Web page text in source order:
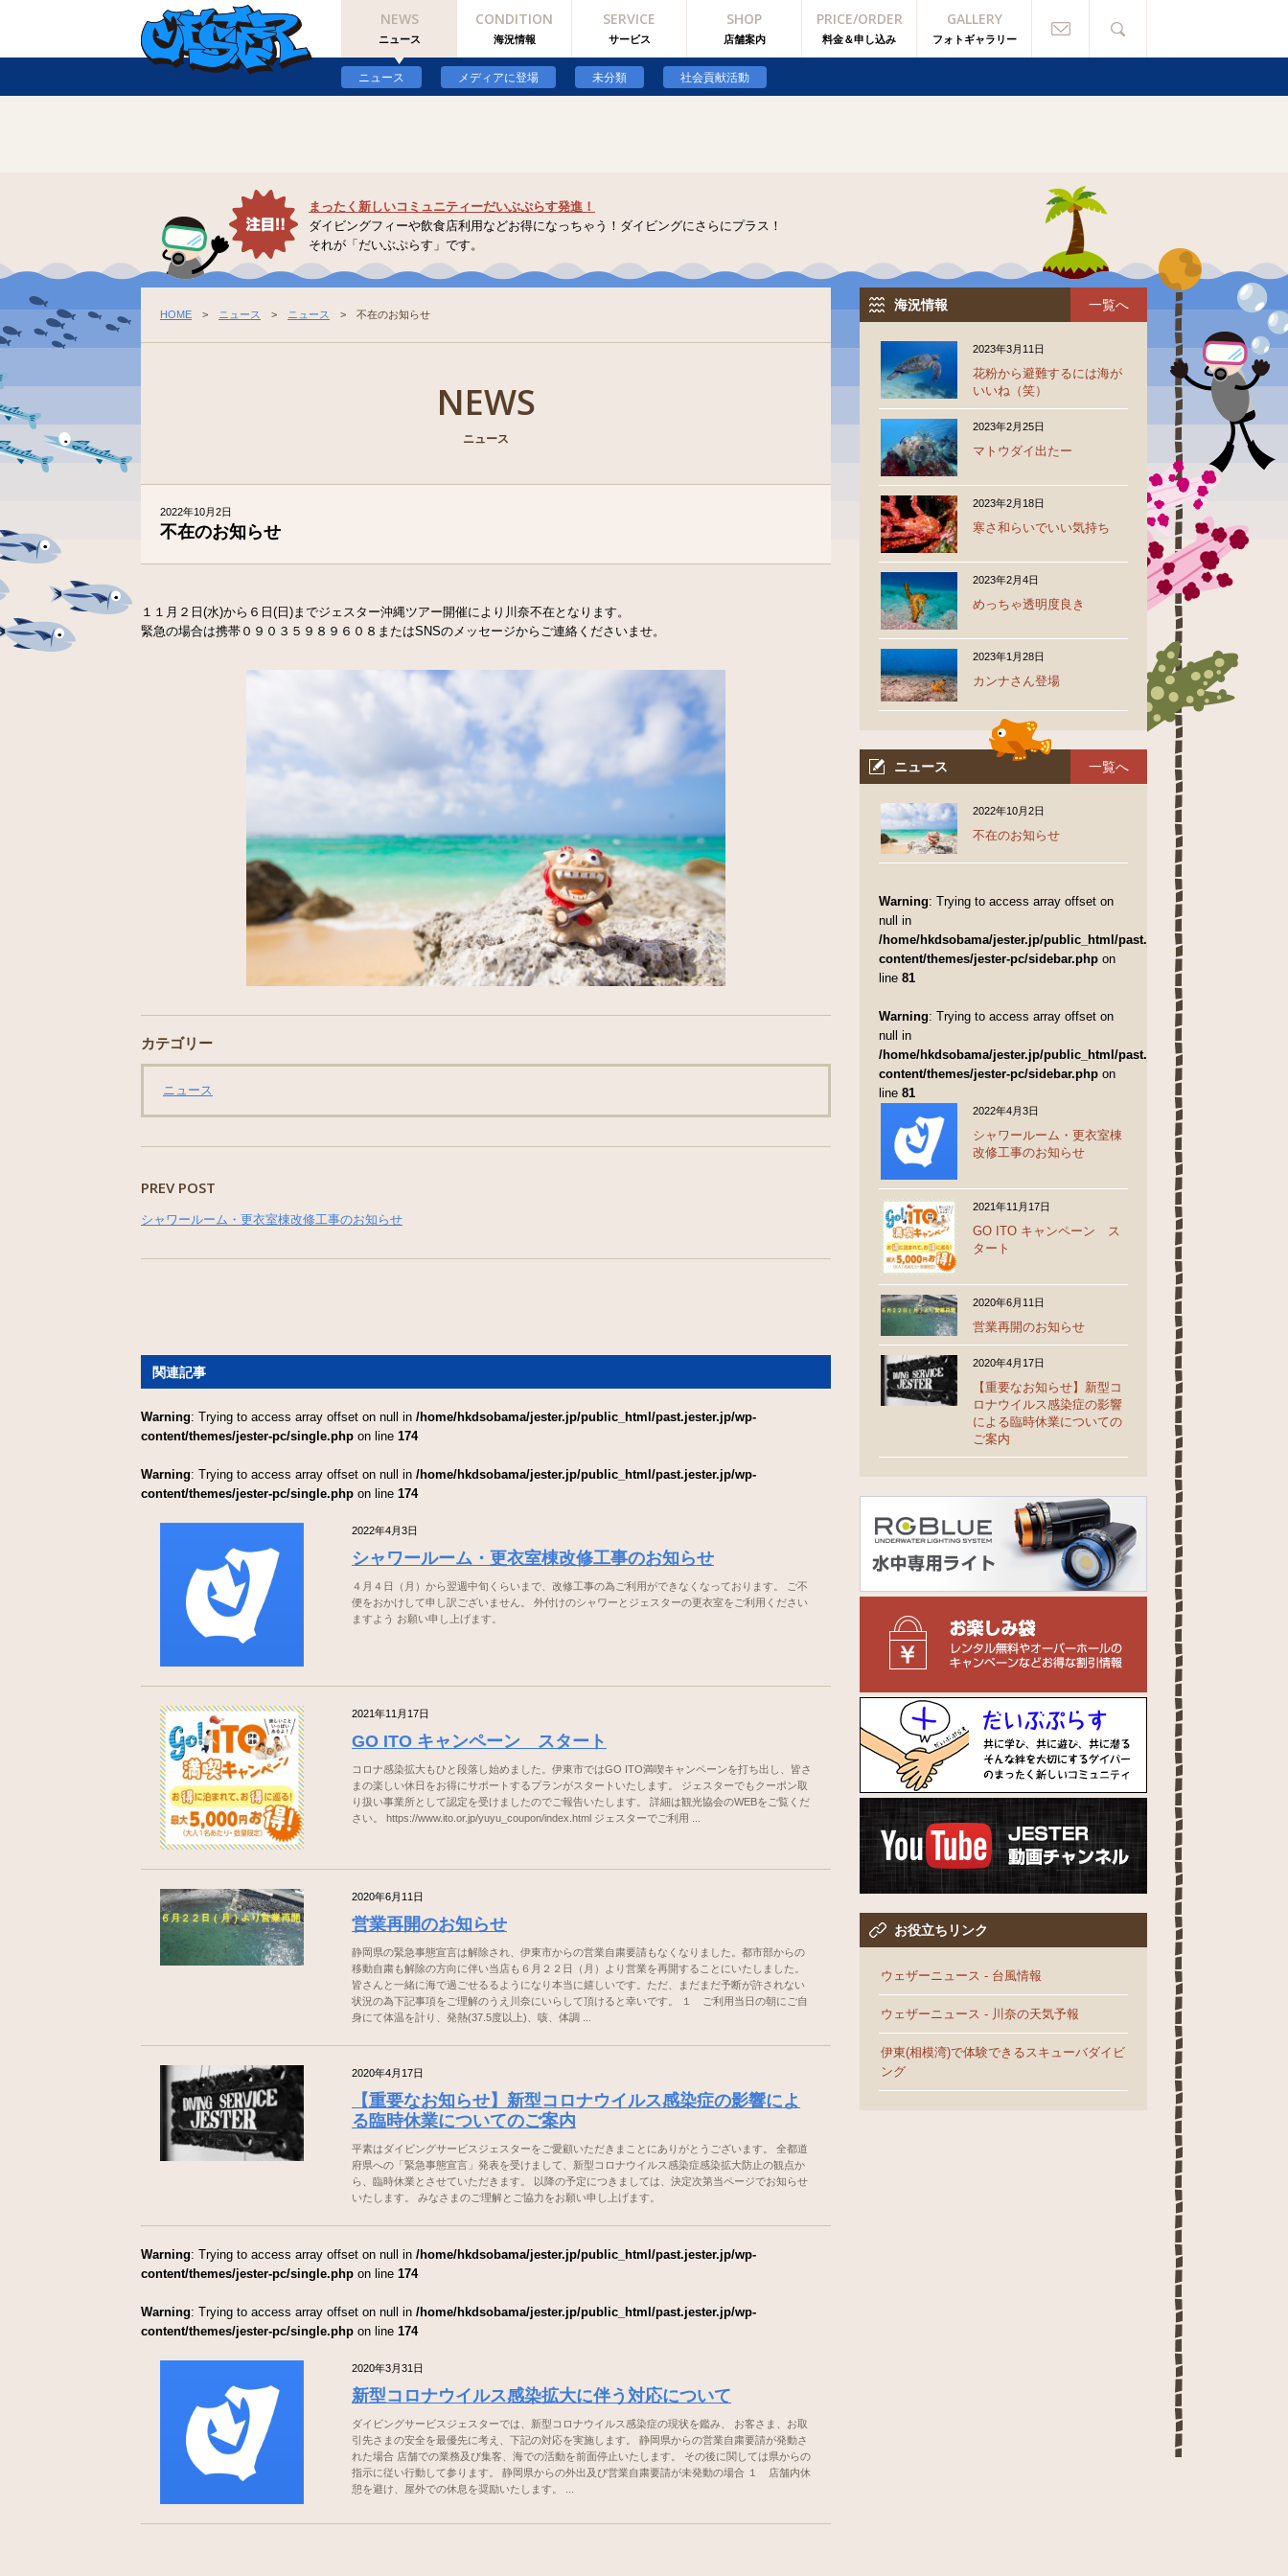
: Undefined array key "option_type" in/home/hkdsobama/jester.jp/public_html/past.jester.jp/wp-content/plugins/jester-setting/jester-setting.php on line
: Undefined array key "option_type" in/home/hkdsobama/jester.jp/public_html/past.jester.jp/wp-content/plugins/jester-setting/jester-setting.php
NEWS
ニュース
CONDITION
海況情報
SERVICE
サービス
SHOP
店舗案内
PRICE/ORDER
料金＆申し込み
GALLERY
フォトギャラリー
ニュース メディアに登場 未分類 社会貢献活動
まったく新しいコミュニティーだいぶぷらす発進！
ダイビングフィーや飲食店利用などお得になっちゃう！ダイビングにさらにプラス！
それが「だいぶぷらす」です。
HOME > ニュース > ニュース > 不在のお知らせ
NEWS
ニュース
2022年10月2日
不在のお知らせ
１１月２日(水)から６日(日)までジェスター沖縄ツアー開催により川奈不在となります。
緊急の場合は携帯０９０３５９８９６０８またはSNSのメッセージからご連絡くださいませ。
: Trying to access array offset on false in
/home/hkdsobama/jester.jp/public_html/past.jester.jp/wp-content/themes/jester-
: Trying to access array offset on false in
/home/hkdsobama/jester.jp/public_html/past.jester.jp/wp-content/themes/jester-
: Trying to access array offset on false in
: Trying to access array offset on false in
/home/hkdsobama/jester.jp/public_html/past.jester.jp/wp-content/themes/jester-
カテゴリー
ニュース
PREV POST
シャワールーム・更衣室棟改修工事のお知らせ
関連記事
Warning: Trying to access array offset on null in /home/hkdsobama/jester.jp/public_html/past.jester.jp/wp-
content/themes/jester-pc/single.php on line 174
Warning: Trying to access array offset on null in /home/hkdsobama/jester.jp/public_html/past.jester.jp/wp-
content/themes/jester-pc/single.php on line 174
2022年4月3日
シャワールーム・更衣室棟改修工事のお知らせ
４月４日（月）から翌週中旬くらいまで、改修工事の為ご利用ができなくなっております。 ご不
便をおかけして申し訳ございません。 外付けのシャワーとジェスターの更衣室をご利用ください
ますよう お願い申し上げます。
2021年11月17日
GO ITO キャンペーン スタート
コロナ感染拡大もひと段落し始めました。伊東市ではGO ITO満喫キャンペーンを打ち出し、皆さ
まの楽しい休日をお得にサポートするプランがスタートいたします。 ジェスターでもクーポン取
り扱い事業所として認定を受けましたのでご報告いたします。 詳細は観光協会のWEBをご覧くだ
さい。 https://www.ito.or.jp/yuyu_coupon/index.html ジェスターでご利用 ...
2020年6月11日
営業再開のお知らせ
静岡県の緊急事態宣言は解除され、伊東市からの営業自粛要請もなくなりました。都市部からの
移動自粛も解除の方向に伴い当店も６月２２日（月）より営業を再開することにいたしました。
皆さんと一緒に海で過ごせるるようになり本当に嬉しいです。ただ、まだまだ予断が許されない
状況の為下記事項をご理解のうえ川奈にいらして頂けると幸いです。 １ ご利用当日の朝にご自
身にて体温を計り、発熱(37.5度以上)、咳、体調 ...
2020年4月17日
【重要なお知らせ】新型コロナウイルス感染症の影響によ
る臨時休業についてのご案内
平素はダイビングサービスジェスターをご愛顧いただきまことにありがとうございます。 全都道
府県への「緊急事態宣言」発表を受けまして、新型コロナウイルス感染症感染拡大防止の観点か
ら、臨時休業とさせていただきます。 以降の予定につきましては、決定次第当ページでお知らせ
いたします。 みなさまのご理解とご協力をお願い申し上げます。
Warning: Trying to access array offset on null in /home/hkdsobama/jester.jp/public_html/past.jester.jp/wp-
content/themes/jester-pc/single.php on line 174
Warning: Trying to access array offset on null in /home/hkdsobama/jester.jp/public_html/past.jester.jp/wp-
content/themes/jester-pc/single.php on line 174
2020年3月31日
新型コロナウイルス感染拡大に伴う対応について
ダイビングサービスジェスターでは、新型コロナウイルス感染症の現状を鑑み、 お客さま、お取
引先さまの安全を最優先に考え、下記の対応を実施します。 静岡県からの営業自粛要請が発動さ
れた場合 店舗での業務及び集客、海での活動を前面停止いたします。 その後に関しては県からの
指示に従い行動して参ります。 静岡県からの外出及び営業自粛要請が未発動の場合 １ 店舗内休
憩を避け、屋外での休息を奨励いたします。 ...
海況情報 一覧へ
2023年3月11日
花粉から避難するには海が
いいね（笑）
2023年2月25日
マトウダイ出たー
2023年2月18日
寒さ和らいでいい気持ち
2023年2月4日
めっちゃ透明度良き
2023年1月28日
カンナさん登場
ニュース 一覧へ
2022年10月2日
不在のお知らせ
Warning: Trying to access array offset on
null in
/home/hkdsobama/jester.jp/public_html/past.jester.jp/wp-
content/themes/jester-pc/sidebar.php on
line 81
Warning: Trying to access array offset on
null in
/home/hkdsobama/jester.jp/public_html/past.jester.jp/wp-
content/themes/jester-pc/sidebar.php on
line 81
2022年4月3日
シャワールーム・更衣室棟
改修工事のお知らせ
2021年11月17日
GO ITO キャンペーン ス
タート
2020年6月11日
営業再開のお知らせ
2020年4月17日
【重要なお知らせ】新型コ
ロナウイルス感染症の影響
による臨時休業についての
ご案内
お役立ちリンク
ウェザーニュース - 台風情報
ウェザーニュース - 川奈の天気予報
伊東(相模湾)で体験できるスキューバダイビ
ング